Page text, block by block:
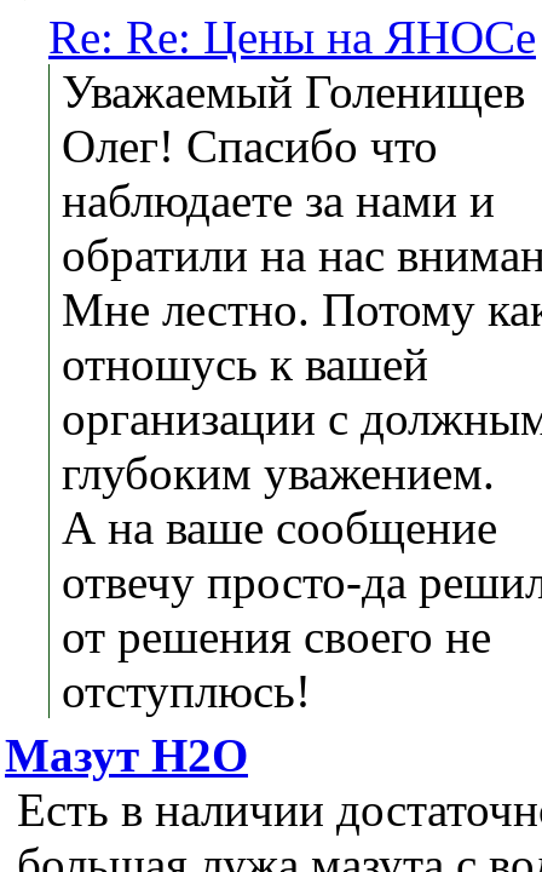
Re: Re: Цены на ЯНОСе
Уважаемый Голенищев
Олег! Спасибо что
наблюдаете за нами и
обратили на нас
Мне лестно. Потому
отношусь к вашей
организации с
глубоким уважением.
А на ваше сообщение
отвечу просто-да
от решения своего не
отступлюсь!
Мазут H2O
Есть в наличии